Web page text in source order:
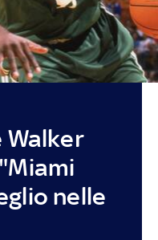
Walker
nelle